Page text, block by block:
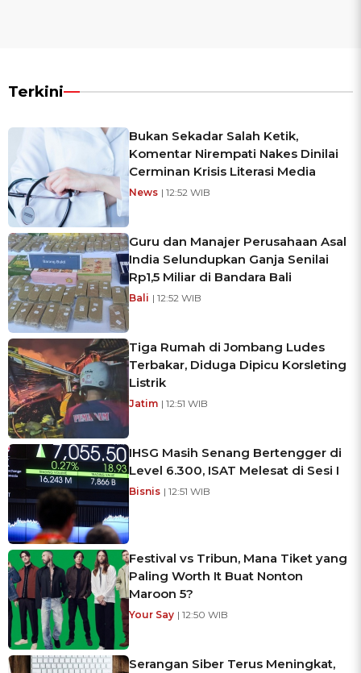
Terkini
Bukan Sekadar Salah Ketik,
Komentar Nirempati Nakes Dinilai
Cerminan Krisis Literasi Media
News | 12:52 WIB
Guru dan Manajer Perusahaan Asal
India Selundupkan Ganja Senilai
Rp1,5 Miliar di Bandara Bali
Bali | 12:52 WIB
Tiga Rumah di Jombang Ludes
Terbakar, Diduga Dipicu Korsleting
Listrik
Jatim | 12:51 WIB
IHSG Masih Senang Bertengger di
Level 6.300, ISAT Melesat di Sesi I
Bisnis | 12:51 WIB
Festival vs Tribun, Mana Tiket yang
Paling Worth It Buat Nonton
Maroon 5?
Your Say | 12:50 WIB
Serangan Siber Terus Meningkat,